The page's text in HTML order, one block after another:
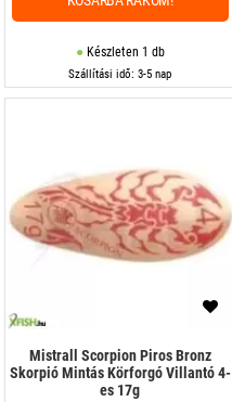
Készleten 1 db
Szállítási idő: 3-5 nap
Mistrall Scorpion Piros Bronz
Skorpió Mintás Körforgó Villantó 4-
es 17g